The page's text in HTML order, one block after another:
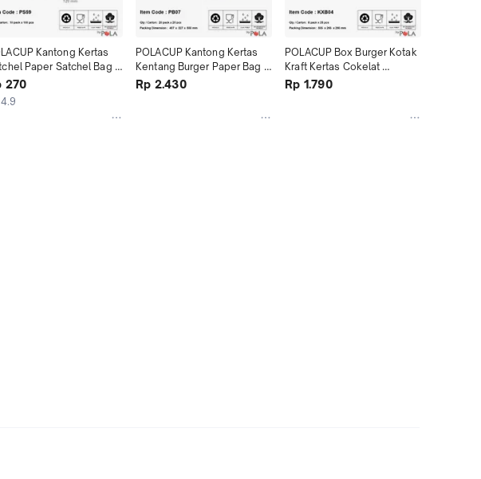
Kantong Kertas
Paper Satchel Bag
- 100pcs
270
4.9
POLACUP Kantong Kertas
Kentang Burger Paper Bag
PB07 - 25pcs
Rp 2.430
POLACUP Box Burger Kotak
Kraft Kertas Cokelat
Clamshell KXB04 - 25pcs
Rp 1.790